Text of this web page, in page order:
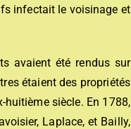
infectait le voisinage et
avaient été rendus sur
étaient des propriétés
siècle. En 1788,
Laplace, et Bailly,